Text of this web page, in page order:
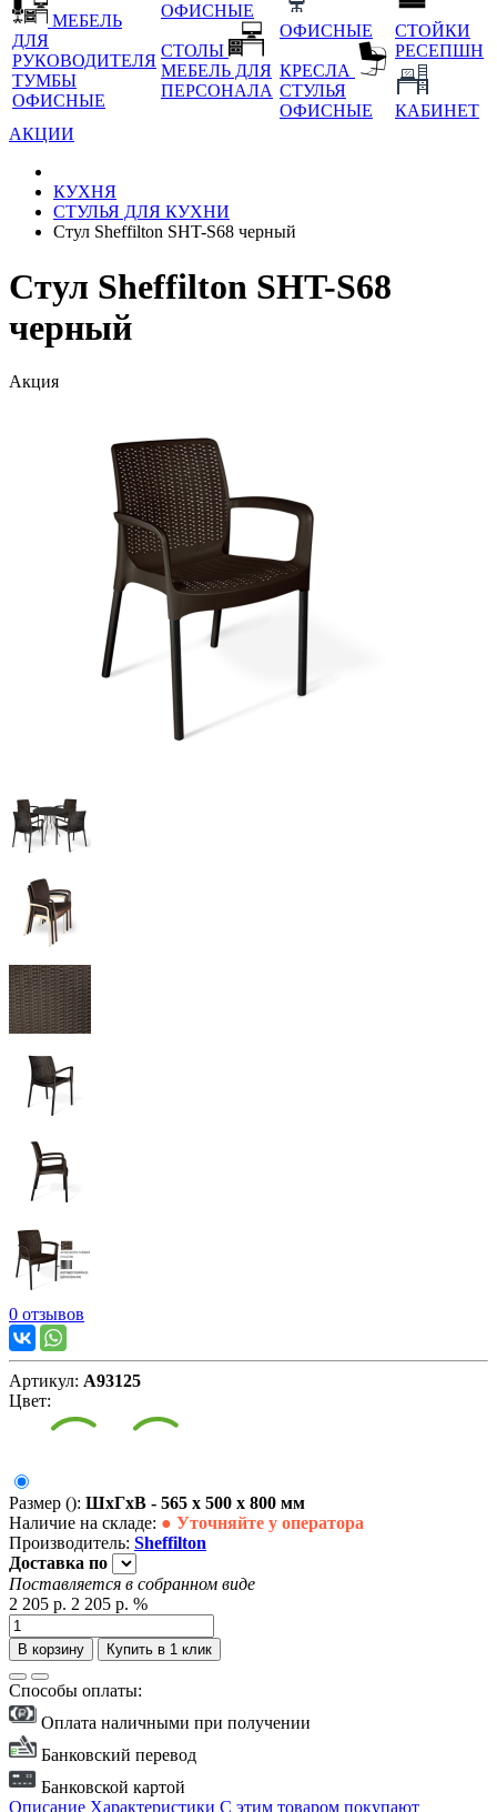
МЕБЕЛЬ
ДЛЯ
РУКОВОДИТЕЛЯ
ТУМБЫ
ОФИСНЫЕ
ОФИСНЫЕ
СТОЛЫ
МЕБЕЛЬ ДЛЯ
ПЕРСОНАЛА
ОФИСНЫЕ
КРЕСЛА
СТУЛЬЯ
ОФИСНЫЕ
СТОЙКИ
РЕСЕПШН
КАБИНЕТ
АКЦИИ
КУХНЯ
СТУЛЬЯ ДЛЯ КУХНИ
Стул Sheffilton SHT-S68 черный
Стул Sheffilton SHT-S68
черный
Акция
0 отзывов
Артикул: А93125
Цвет:
Размер (): ШxГxВ - 565 x 500 x 800 мм
Наличие на складе: ● Уточняйте у оператора
Производитель: Sheffilton
Доставка по
Поставляется в собранном виде
2 205 р. 2 205 р. %
В корзину Купить в 1 клик
Способы оплаты:
Оплата наличными при получении
Банковский перевод
Банковской картой
Описание Характеристики С этим товаром покупают